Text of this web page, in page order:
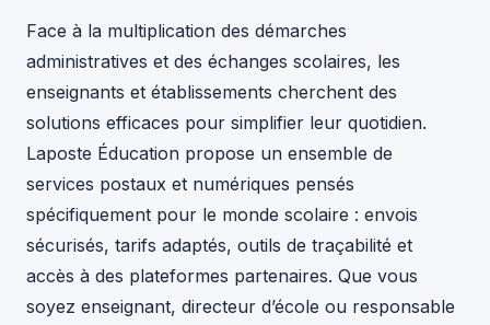
Face à la multiplication des démarches
administratives et des échanges scolaires, les
enseignants et établissements cherchent des
solutions efficaces pour simplifier leur quotidien.
Laposte Éducation propose un ensemble de
services postaux et numériques pensés
spécifiquement pour le monde scolaire : envois
sécurisés, tarifs adaptés, outils de traçabilité et
accès à des plateformes partenaires. Que vous
soyez enseignant, directeur d’école ou responsable